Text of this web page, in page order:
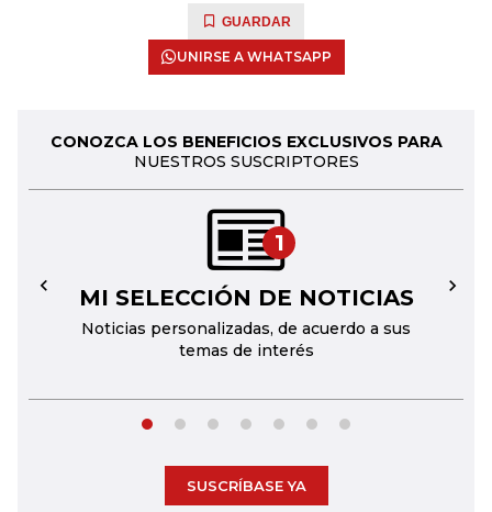
GUARDAR
UNIRSE A WHATSAPP
CONOZCA LOS BENEFICIOS EXCLUSIVOS PARA
NUESTROS SUSCRIPTORES
1
MI SELECCIÓN DE NOTICIAS
Noticias personalizadas, de acuerdo a sus
temas de interés
← →
SUSCRÍBASE YA